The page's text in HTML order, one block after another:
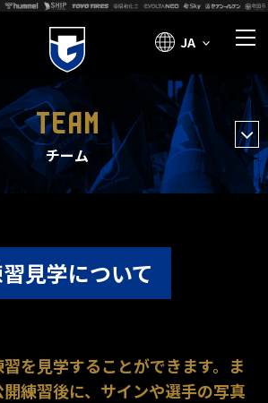
JA
TEAM
チーム
見学について
を見学することができます。ま
練習後に、サインや選手の写真